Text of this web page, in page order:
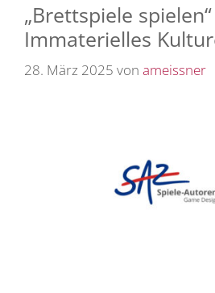
„Brettspiele
Immaterielles
28. März 2025 von ameissner